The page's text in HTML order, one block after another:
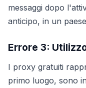
messaggi dopo
anticipo, in un
Errore 3:
I proxy gratuiti
primo luogo, sono